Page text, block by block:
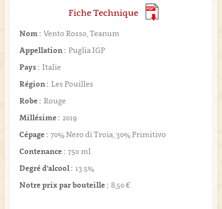
Fiche Technique
Nom : Vento Rosso, Teanum
Appellation : Puglia IGP
Pays : Italie
Région : Les Pouilles
Robe : Rouge
Millésime : 2019
Cépage : 70% Nero di Troia, 30% Primitivo
Contenance : 750 ml
Degré d'alcool : 13.5%
Notre prix par bouteille : 8,50 €